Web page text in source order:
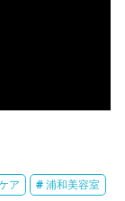
ア 浦和美容室